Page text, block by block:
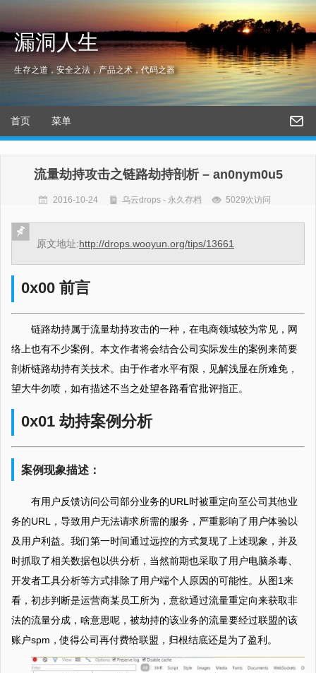
漏洞人生
生存之道，安全之法，产品之术，代码之器
首页 菜单
流量劫持攻击之链路劫持剖析 – an0nym0u5
2016-10-24 乌云drops - 永久存档 5029次访问
原文地址:http://drops.wooyun.org/tips/13661
0x00 前言
链路劫持属于流量劫持攻击的一种，在电商领域较为常见，网
络上也有不少案例。本文作者将会结合公司实际发生的案例来简要
剖析链路劫持有关技术。由于作者水平有限，见解浅显在所难免，
望大牛勿喷，如有描述不当之处望各路看官批评指正。
0x01 劫持案例分析
案例现象描述：
有用户反馈访问公司部分业务的URL时被重定向至公司其他业
务的URL，导致用户无法请求所需的服务，严重影响了用户体验以
及用户利益。我们第一时间通过远控的方式复现了上述现象，并及
时抓取了相关数据包以供分析，当然前期也采取了用户电脑杀毒、
开发者工具分析等方式排除了用户端个人原因的可能性。从图1来
看，初步判断是运营商某员工所为，意欲通过流量重定向来获取非
法的流量分成，啥意思呢，被劫持的该业务的流量要经过联盟的该
账户spm，使得公司再付费给联盟，归根结底还是为了盈利。